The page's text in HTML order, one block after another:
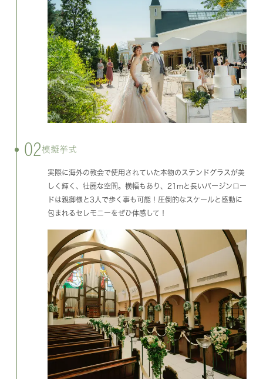
02 模擬挙式
実際に海外の教会で使用されていた本物のステンドグラスが美
しく輝く、壮麗な空間。横幅もあり、21mと長いバージンロー
ドは親御様と3人で歩く事も可能！圧倒的なスケールと感動に
包まれるセレモニーをぜひ体感して！